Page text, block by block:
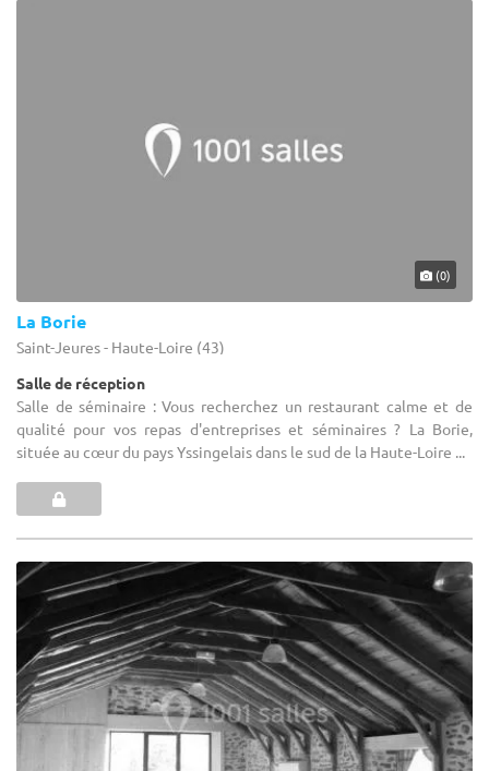
(0)
La Borie
Saint-Jeures - Haute-Loire (43)
Salle de réception
Salle de séminaire : Vous recherchez un restaurant calme et de
qualité pour vos repas d'entreprises et séminaires ? La Borie,
située au cœur du pays Yssingelais dans le sud de la Haute-Loire ...